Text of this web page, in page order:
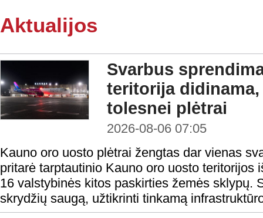
Aktualijos
Svarbus
teritorija
tolesnei plėtrai
2026-08-06 07:05
Kauno oro uosto plėtrai žengtas dar vienas
pritarė tarptautinio Kauno oro uosto teritorijos
16 valstybinės kitos paskirties žemės sklypų.
skrydžių saugą, užtikrinti tinkamą